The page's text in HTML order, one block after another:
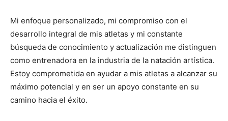
Mi enfoque personalizado, mi compromiso con el
desarrollo integral de mis atletas y mi constante
búsqueda de conocimiento y actualización me distinguen
como entrenadora en la industria de la natación artística.
Estoy comprometida en ayudar a mis atletas a alcanzar su
máximo potencial y en ser un apoyo constante en su
camino hacia el éxito.